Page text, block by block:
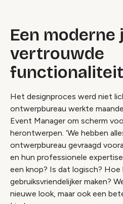
Een moderne
vertrouwde
Het designproces werd niet
ontwerpbureau werkte
Event Manager om scherm
herontwerpen. ‘We hebben
ontwerpbureau gevraagd
en hun professionele
een knop? Is dat logisch?
gebruiksvriendelijker maken?
nieuwe look, maar ook een